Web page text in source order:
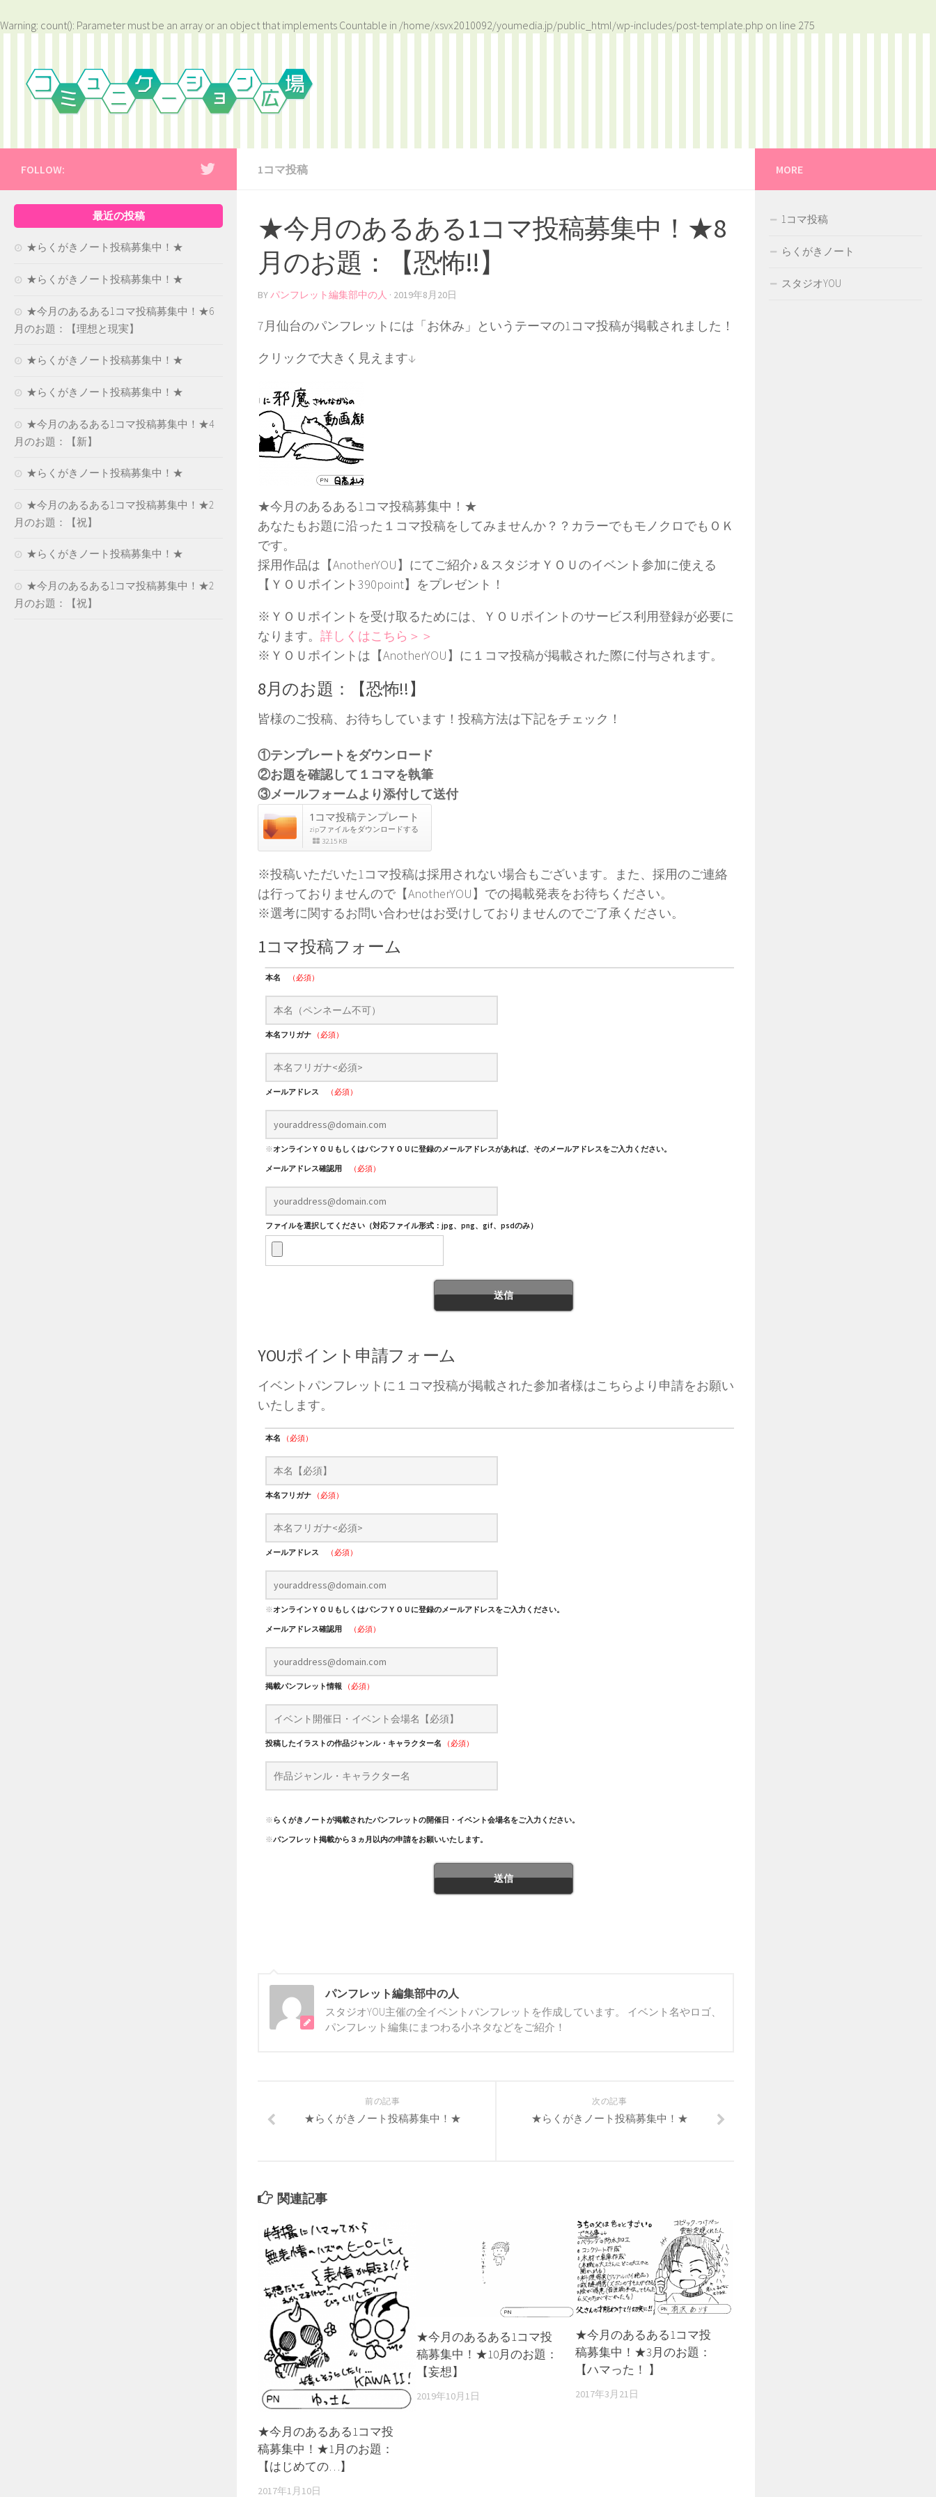
Warning: count(): Parameter must be an array or an object that implements Countable in /home/xsvx2010092/youmedia.jp/public_html/wp-includes/post-template.php on line 275
1コマ投稿
★今月のあるある1コマ投稿募集中！★8
月のお題：【恐怖!!】
BYパンフレット編集部中の人 · 2019年8月20日
7月仙台のパンフレットには「お休み」というテーマの1コマ投稿が掲載されました！
クリックで大きく見えます↓
★今月のあるある1コマ投稿募集中！★
あなたもお題に沿った１コマ投稿をしてみませんか？？カラーでもモノクロでもＯＫ
です。
採用作品は【AnotherYOU】にてご紹介♪＆スタジオＹＯＵのイベント参加に使える
【ＹＯＵポイント390point】をプレゼント！
※ＹＯＵポイントを受け取るためには、ＹＯＵポイントのサービス利用登録が必要に
なります。 詳しくはこちら＞＞
※ＹＯＵポイントは【AnotherYOU】に１コマ投稿が掲載された際に付与されます。
8月のお題：【恐怖!!】
皆様のご投稿、お待ちしています！投稿方法は下記をチェック！
①テンプレートをダウンロード
②お題を確認して１コマを執筆
③メールフォームより添付して送付
1コマ投稿テンプレート
zipファイルをダウンロードする
32.15 KB
※投稿いただいた1コマ投稿は採用されない場合もございます。また、採用のご連絡
は行っておりませんので【AnotherYOU】での掲載発表をお待ちください。
※選考に関するお問い合わせはお受けしておりませんのでご了承ください。
1コマ投稿フォーム
本名 （必須）
本名フリガナ （必須）
メールアドレス （必須）
※オンラインＹＯＵもしくはパンフＹＯＵに登録のメールアドレスがあれば、そのメールアドレスをご入力ください。
メールアドレス確認用
（必須）
ファイルを選択してください（対応ファイル形式：jpg、png、gif、psdのみ）
YOUポイント申請フォーム
イベントパンフレットに１コマ投稿が掲載された参加者様はこちらより申請をお願い
いたします。
本名 （必須）
本名フリガナ （必須）
メールアドレス （必須）
※オンラインＹＯＵもしくはパンフＹＯＵに登録のメールアドレスをご入力ください。
メールアドレス確認用
（必須）
掲載パンフレット情報 （必須）
投稿したイラストの作品ジャンル・キャラクター名 （必須）
※ らくがきノートが掲載されたパンフレットの開催日・イベント会場名をご入力ください。
※パンフレット掲載から３ヵ月以内の申請をお願いいたします。
パンフレット編集部中の人
スタジオYOU主催の全イベントパンフレットを作成しています。 イベント名やロゴ、
パンフレット編集にまつわる小ネタなどをご紹介！
次の記事
★らくがきノート投稿募集中！★
前の記事
★らくがきノート投稿募集中！★
関連記事
★今月のあるある1コマ投
稿募集中！★1月のお題：
【はじめての…】
2017年1月10日
★今月のあるある1コマ投
稿募集中！★10月のお題：
【妄想】
2019年10月1日
★今月のあるある1コマ投
稿募集中！★3月のお題：
【ハマった！ 】
2017年3月21日
FOLLOW:
最近の投稿
★らくがきノート投稿募集中！★
★らくがきノート投稿募集中！★
★今月のあるある1コマ投稿募集中！★6
月のお題：【理想と現実】
★らくがきノート投稿募集中！★
★らくがきノート投稿募集中！★
★今月のあるある1コマ投稿募集中！★4
月のお題：【新】
★らくがきノート投稿募集中！★
★今月のあるある1コマ投稿募集中！★2
月のお題：【祝】
★らくがきノート投稿募集中！★
★今月のあるある1コマ投稿募集中！★2
月のお題：【祝】
MORE
1コマ投稿
らくがきノート
スタジオYOU